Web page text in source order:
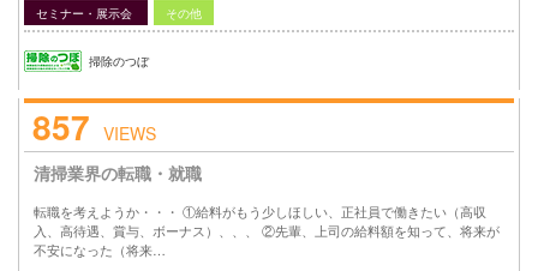
セミナー・展示会 その他
掃除のつぼ
857 VIEWS
清掃業界の転職・就職
転職を考えようか・・・ ①給料がもう少しほしい、正社員で働きたい（高収
入、高待遇、賞与、ボーナス）、、、 ②先輩、上司の給料額を知って、将来が
不安になった（将来…